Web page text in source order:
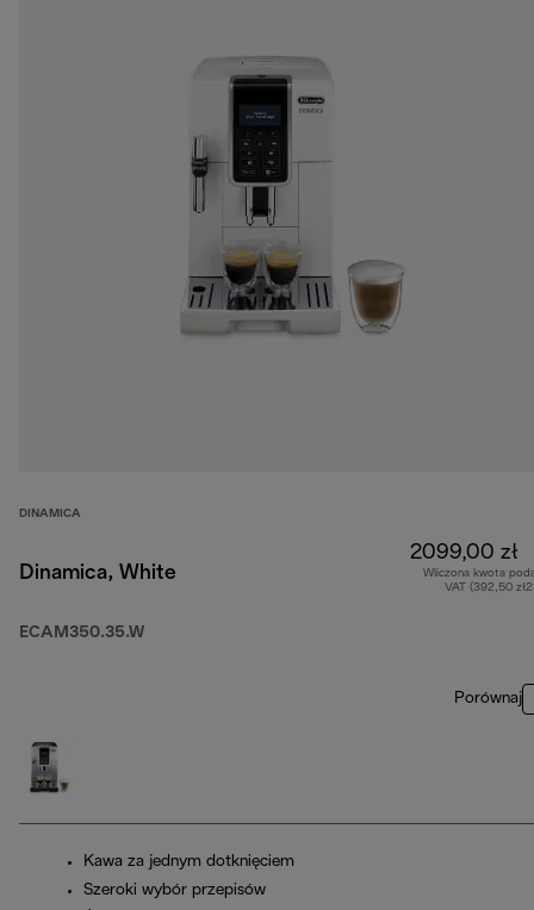
DINAMICA
Dinamica, White
ECAM350.35.W
2099,00 zł
Wliczona kwota
VAT (392,50
Porównaj
Kawa za jednym dotknięciem
Szeroki wybór przepisów